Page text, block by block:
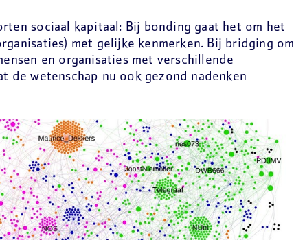
sociaal kapitaal: Bij bonding gaat het om het
met gelijke kenmerken. Bij bridging om
en organisaties met verschillende
de wetenschap nu ook gezond nadenken